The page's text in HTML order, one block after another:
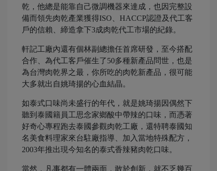
乾，他總是能靠自己微調機器來達成，也因完整設
備而領先肉乾產業獲得ISO、HACCP認證及代工客
戶的信賴、締造拿下3成肉乾代工市場的紀錄。
軒記工廠內還有個林副總擔任首席研發，至今搭配
合作、為代工客戶催生了50多種新產品問世，也是
為台灣肉乾界之最，你所吃的肉乾新產品，很可能
大多就出自姚琦揚的心血結晶。
如泰式口味尚未盛行的年代，就是姚琦揚因偶然下
聽到泰國籍員工思念家鄉酸中帶辣的口味，而憑著
好奇心專程跑去泰國參觀肉乾工廠，還特聘泰國知
名美食料理家來台駐廠指導、加入當地特殊配方，
2003年推出現今知名的泰式香辣豬肉乾口味。
當然，凡事都有一體兩面，敢於創新，就不乏幾百